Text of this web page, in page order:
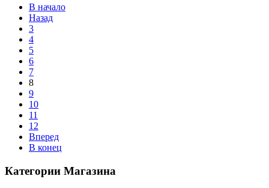
В начало
Назад
3
4
5
6
7
8
9
10
11
12
Вперед
В конец
Категории Магазина